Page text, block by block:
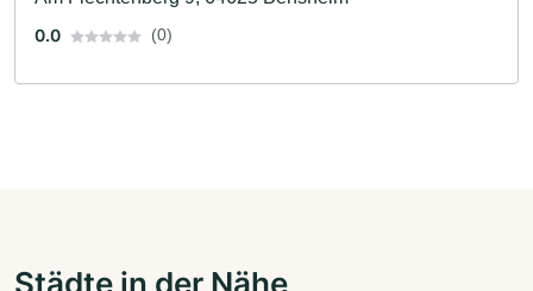
0.0
(0)
Städte in der Nähe